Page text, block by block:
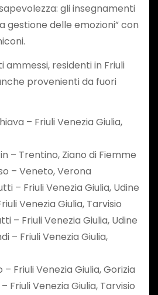
gli insegnamenti
gestione delle emozioni” con
residenti in Friuli
provenienti da fuori
– Friuli Venezia Giulia,
– Trentino, Ziano di Fiemme
– Veneto, Verona
– Friuli Venezia Giulia, Udine
Venezia Giulia, Tarvisio
– Friuli Venezia Giulia, Udine
– Friuli Venezia Giulia,
Friuli Venezia Giulia, Gorizia
Friuli Venezia Giulia, Tarvisio